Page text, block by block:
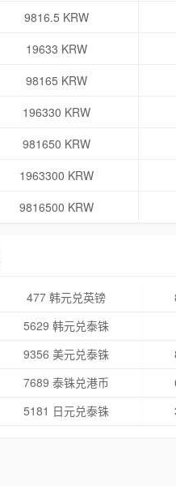
9816.5 KRW
19633 KRW
98165 KRW
196330 KRW
981650 KRW
1963300 KRW
9816500 KRW
477 韩元兑英镑
5629 韩元兑泰铢
9356 美元兑泰铢
7689 泰铢兑港币
5181 日元兑泰铢